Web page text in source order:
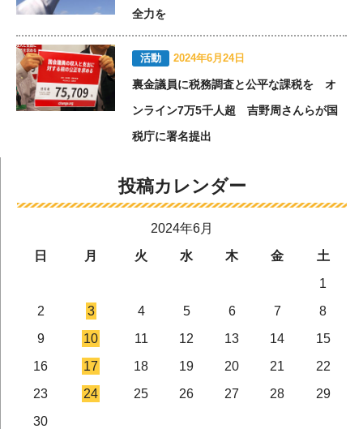
全力を
活動 2024年6月24日
裏金議員に税務調査と公平な課税を オ
ンライン7万5千人超 吉野周さんらが国
税庁に署名提出
投稿カレンダー
2024年6月
日
月 火 水 木 金
土
1
2
3 4 5 6 7
8
9
10 11 12 13 14
15
16
17 18 19 20 21
22
23
24 25 26 27 28
29
30